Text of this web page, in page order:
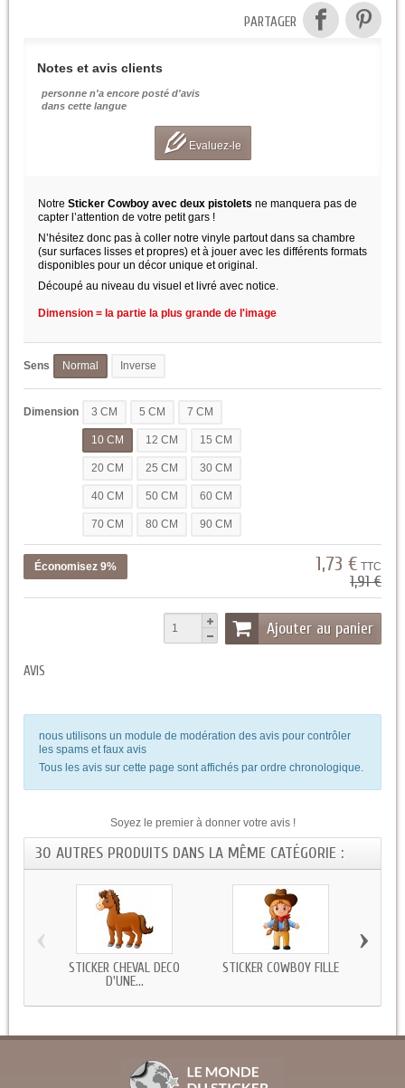
PARTAGER
Notes et avis clients
personne n'a encore posté d'avis
dans cette langue
Evaluez-le
Notre Sticker Cowboy avec deux pistolets ne manquera pas de
capter l’attention de votre petit gars !
N’hésitez donc pas à coller notre vinyle partout dans sa chambre
(sur surfaces lisses et propres) et à jouer avec les différents formats
disponibles pour un décor unique et original.
Découpé au niveau du visuel et livré avec notice.
Dimension = la partie la plus grande de l'image
Sens Normal Inverse
Dimension 3 CM 5 CM 7 CM
10 CM 12 CM 15 CM
20 CM 25 CM 30 CM
40 CM 50 CM 60 CM
70 CM 80 CM 90 CM
Économisez 9% 1,73 € TTC
1,91 €
Ajouter au panier
AVIS
nous utilisons un module de modération des avis pour contrôler
les spams et faux avis
Tous les avis sur cette page sont affichés par ordre chronologique.
Soyez le premier à donner votre avis !
30 AUTRES PRODUITS DANS LA MÊME CATÉGORIE :
STICKER CHEVAL DECO
D'UNE...
STICKER COWBOY FILLE
‹ ›